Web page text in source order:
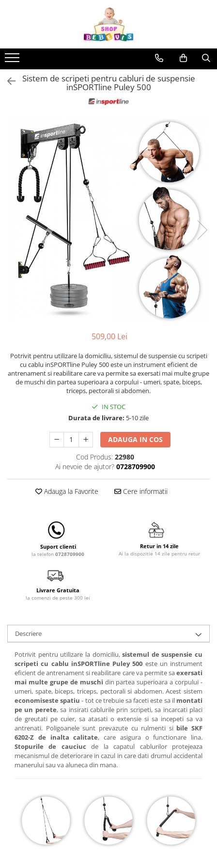
Carucioare copii
Carucioare copii sport
Carucioare copii 2in1
Accesorii carucioare copii
Genti mamici
Huse ploaie si antiinsecte
Saci si invelitoare
Adaptoare
Umbrele carucioare
Accesorii diverse carucioare
Landouri pentru bebelusi
Scaune auto copii
Camera copilului
Patuturi copii
Patuturi lemn pana la 120 x 60 cm
Patuturi lemn 140 x 70 cm
Patuturi lemn 160 x 80 cm
Saltele de la 120 x 60 cm
Saltele de la 140 x 70 cm
Saltele 127 x 63 cm
Saltele de la 160 x 80 cm
Lenjerii patut 140 x 70 cm
Lenjerie patuturi tineret
Baldachin patut
Perne copii si mamici
Bariere de protectie pat
Porti de siguranta
Dulap si cutii jucarii
Sac de dormit copii
Fotolii copii
Leagane & balansoare & sezlonguri
Carusele patut
Mobilier Birou
Saltele de infasat
Scaun masa copii
La plimbare
Biciclete
Biciclete copii cu roti 10 inch (2-4
ani)
Biciclete copii cu roti 12 inch (3-6
ani)
Biciclete copii cu roti 16 inch (4-9
Biciclete copii cu roti 20 inch
Biciclete cu roti 24 inch
Biciclete cu roti 26 inch
Sistem de scripeti pentru cabluri de suspensie
inSPORTline Puley 500
509,00 Lei
Potrivit pentru utilizare la domiciliu, sistemul de suspensie cu scripeti
cu cablu inSPORTline Puley 500 este un instrument eficient de
antrenament si reabilitare care va permite sa exersati mai multe grupe
de muschi din partea superioara a corpului - umeri, spate, biceps,
triceps, pectorali si abdomen.
IN STOC
Durata de livrare: 5-10 zile
ADAUGA IN COS
Cod Produs: 22980
Ai nevoie de ajutor? 0728709900
Adauga la Favorite Cere informatii
Suport clienti
la telefon 0728709900
Retur in 14 zile
Ai la dispozitie 14 zile pentru retur
Livrare Gratuita
la comenzi de peste 300 lei
Descriere
Potrivit pentru utilizare la domiciliu,sistemul de suspensie cu
scripeti cu cablu inSPORTline Puley 500 este un instrument
eficient de antrenament si reabilitare care va permite saexersati
mai multe grupe de muschi din partea superioara a corpului -
umeri, spate, biceps, triceps, pectorali si abdomen. Acest sistem
economiseste spatiu - tot ce trebuie sa faceti este sa ilmontati
pe un perete, sa insirati cablurile prin scripeti, sa incarcati placi
de greutati pe cuier, sa atasati o extensie si sa incepeti sa va
antrenati. Poligoanele sunt prevazute cu rulmenti si bile SKF
6202-Z de inalta calitate, care asigura o functionare lina.
Stopurile de cauciuc de la capatul cablurilor protejeaza
mecanismul de deteriorare in cazul in care dati drumul accidental
manerului sau va aluneca din mana.